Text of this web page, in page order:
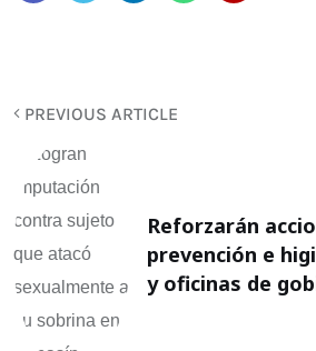
PREVIOUS ARTICLE
Reforzarán
prevención e
y oficinas de